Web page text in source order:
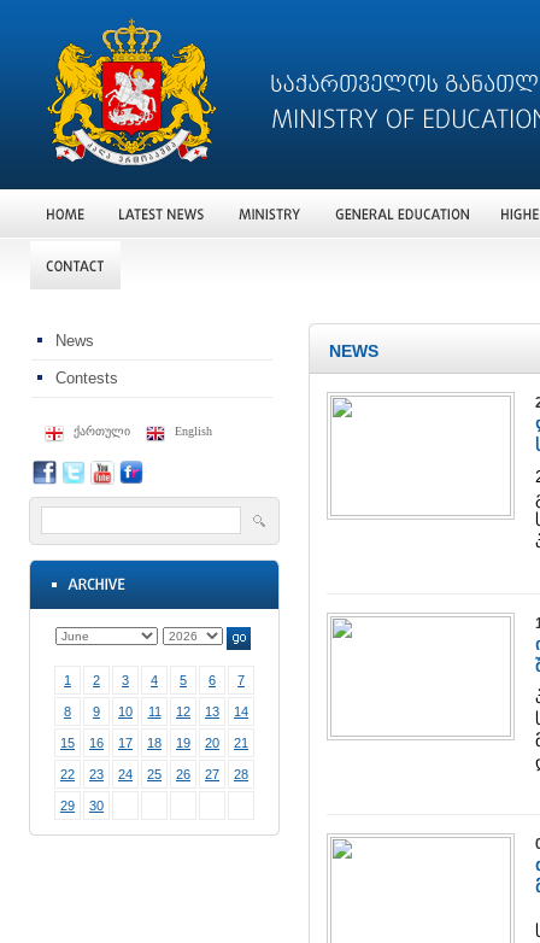
News
Contests
ქართული English
1 2 3 4 5 6 7
8 9 10 11 12 13 14
15 16 17 18 19 20 21
22 23 24 25 26 27 28
29 30
NEWS